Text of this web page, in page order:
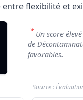
flexibilité et
nucléaire et
* Un score
de
favorables.
Source :